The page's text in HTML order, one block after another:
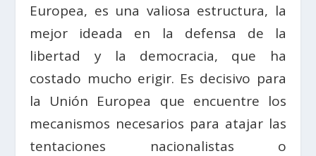
Europea, es una valiosa estructura, la
mejor ideada en la defensa de la
libertad y la democracia, que ha
costado mucho erigir. Es decisivo para
la Unión Europea que encuentre los
mecanismos necesarios para atajar las
tentaciones nacionalistas o